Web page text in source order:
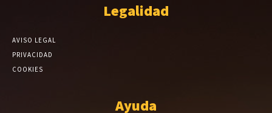
Legalidad
AVISO LEGAL
PRIVACIDAD
COOKIES
Ayuda